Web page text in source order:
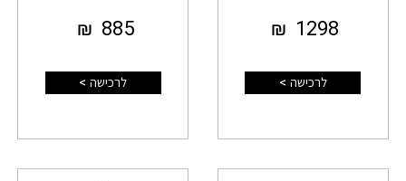
1298
₪
לרכישה >
885
₪
לרכישה >